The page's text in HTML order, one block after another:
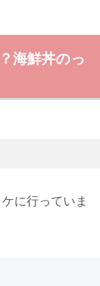
海鮮丼のっ
に行っていま